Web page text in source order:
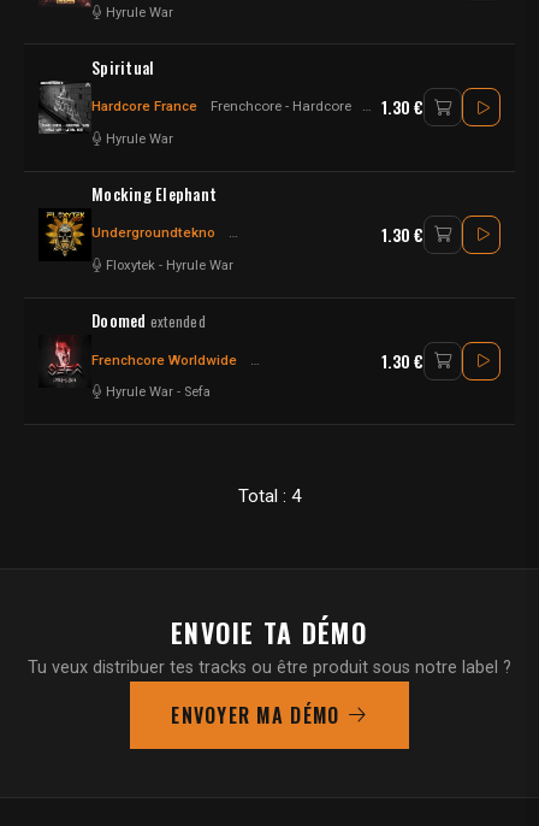
Hyrule War
Spiritual
Hardcore France Frenchcore - Hardcore Hardcore - Frenchcore
Hyrule War
1.30 €
Mocking Elephant
Undergroundtekno Frenchcore - Hardcore Frenchcore
Floxytek - Hyrule War
1.30 €
Doomed extended
Frenchcore Worldwide Frenchcore - Hardcore Frenchcore
Hyrule War - Sefa
1.30 €
Total : 4
ENVOIE TA DÉMO
Tu veux distribuer tes tracks ou être produit sous notre label ?
ENVOYER MA DÉMO